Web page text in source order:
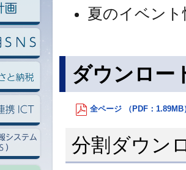
夏のイベン
ダウンロー
全ページ （PDF：1.89MB
分割ダウン